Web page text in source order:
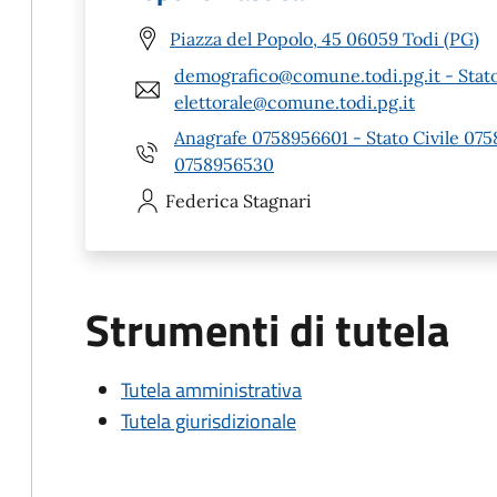
Piazza del Popolo, 45 06059 Todi (PG)
demografico@comune.todi.pg.it -
elettorale@comune.todi.pg.it
Anagrafe 0758956601 - Stato Civile
0758956530
Federica Stagnari
Strumenti di tutela
Tutela amministrativa
Tutela giurisdizionale